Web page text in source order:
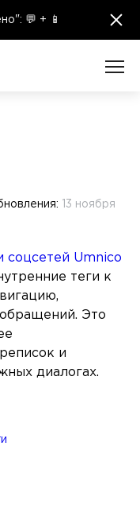
💬 + 📱 ×
13 ноября
соцсетей Umnico
теги к
Это
и
диалогах.